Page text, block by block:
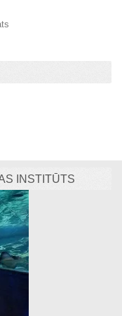
INSTITŪTS